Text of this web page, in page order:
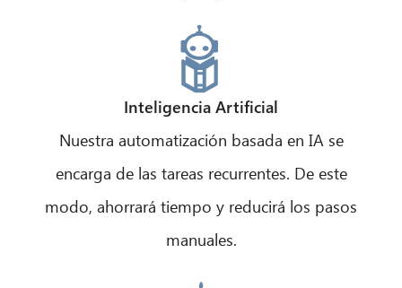
Inteligencia Artificial
Nuestra automatización basada en IA se
encarga de las tareas recurrentes. De este
modo, ahorrará tiempo y reducirá los pasos
manuales.